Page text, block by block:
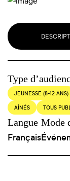
Type
JEUNESSE (8-12 ANS)
AÎNÉS
TOUS
Langue
Français
Mode